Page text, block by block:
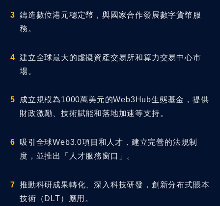
鑄造數位港元穩定幣，與國家合作發展數字貨幣服
務。
建立全球最大的虛擬資產交易所和算力交易中心市
場。
成立規模為1000萬美元的Web3Hub生態基金，提供
財政激勵、技術賦能和落地加速等支持。
吸引全球Web3.0項目和人才，建立完善的法規制
度，並推出「人才服務窗口」。
推動科研成果轉化、深入科技研發，創新分布式賬本
技術（DLT）應用。